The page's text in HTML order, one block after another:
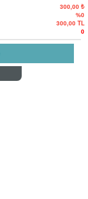
300,00 ₺
%0
300,00 TL
0